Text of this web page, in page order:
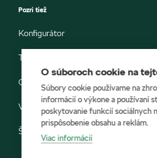
Pozri tiež
Konfigurátor
Testovacia jazda
Objednávka do servisu
Vozidlá ihneď k odberu
Škoda E-shop
O súboroch cookie na
Súbory cookie používame na
informácií o výkone a používaní
poskytovanie funkcií sociálnych
prispôsobenie obsahu a reklám.
Viac informácií